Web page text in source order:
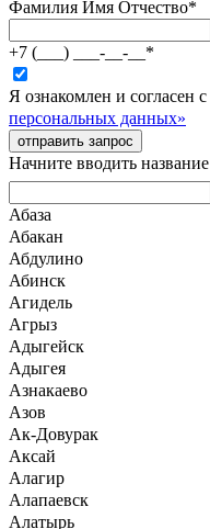
Фамилия Имя Отчество*
+7 (___) ___-__-__ *
Я ознакомлен и согласен с
персональных данных»
отправить запрос
Начните вводить
Абаза
Абакан
Абдулино
Абинск
Агидель
Агрыз
Адыгейск
Адыгея
Азнакаево
Азов
Ак-Довурак
Аксай
Алагир
Алапаевск
Алатырь